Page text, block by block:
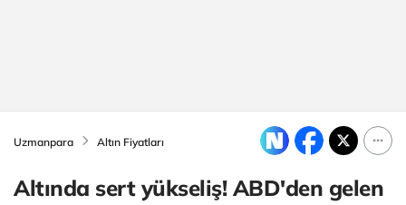
Uzmanpara Altın Fiyatları
Altında sert yükseliş! ABD'den gelen